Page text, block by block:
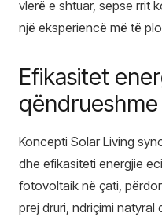
vlerë e shtuar, sepse rrit
një eksperiencë më të
Efikasitet
qëndrueshme
Koncepti Solar Living
dhe efikasiteti energjie
fotovoltaik në çati,
prej druri, ndriçimi